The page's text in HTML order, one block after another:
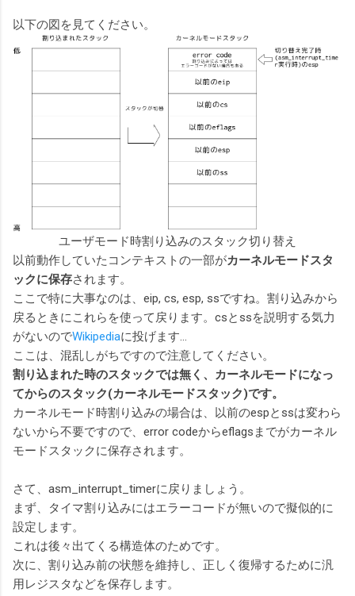
以下の図を見てください。
ユーザモード時割り込みのスタック切り替え
以前動作していたコンテキストの一部がカーネルモードスタ
ックに保存されます。
ここで特に大事なのは、eip, cs, esp, ssですね。割り込みから
戻るときにこれらを使って戻ります。csとssを説明する気力
がないのでWikipediaに投げます…
ここは、混乱しがちですので注意してください。
割り込まれた時のスタックでは無く、カーネルモードになっ
てからのスタック(カーネルモードスタック)です。
カーネルモード時割り込みの場合は、以前のespとssは変わら
ないから不要ですので、error codeからeflagsまでがカーネル
モードスタックに保存されます。
さて、asm_interrupt_timerに戻りましょう。
まず、タイマ割り込みにはエラーコードが無いので擬似的に
設定します。
これは後々出てくる構造体のためです。
次に、割り込み前の状態を維持し、正しく復帰するために汎
用レジスタなどを保存します。